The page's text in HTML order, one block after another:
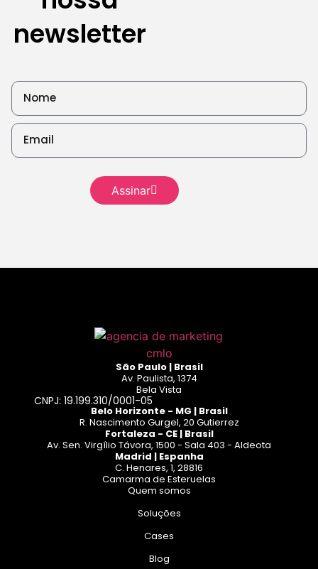
Leia mais
Leia mais
newsletter
Assinar
São Paulo | Brasil
Av. Paulista, 1374
Bela Vista
CNPJ: 19.199.310/0001-05
Belo Horizonte - MG | Brasil
R. Nascimento Gurgel, 20 Gutierrez
Fortaleza - CE | Brasil
Av. Sen. Virgílio Távora, 1500 - Sala 403 - Aldeota
Madrid | Espanha
C. Henares, 1, 28816
Camarma de Esteruelas
Quem somos
Soluções
Cases
Blog